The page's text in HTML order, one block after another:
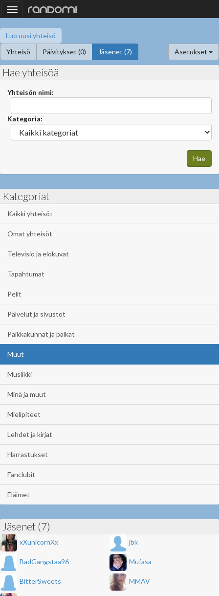
Toggle
navigation
Luo uusi yhteisö
Yhteisö
Päivitykset (0) Jäsenet (7) Asetukset
Hae yhteisöä
Yhteisön nimi:
Kategoria:
Kategoriat
Kaikki yhteisöt
Omat yhteisöt
Televisio ja elokuvat
Tapahtumat
Pelit
Palvelut ja sivustot
Paikkakunnat ja paikat
Muut
Musiikki
Minä ja muut
Mielipiteet
Lehdet ja kirjat
Harrastukset
Fanclubit
Eläimet
Jäsenet (7)
xXunicornXx jbk
BadGangstaa96 Mufasa
BitterSweets MMAV